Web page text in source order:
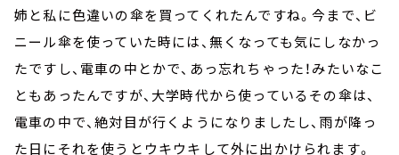
姉と私に色違いの傘を買ってくれたんですね。今まで、ビ
ニール傘を使っていた時には、無くなっても気にしなかっ
たですし、電車の中とかで、あっ忘れちゃった！みたいなこ
ともあったんですが、大学時代から使っているその傘は、
電車の中で、絶対目が行くようになりましたし、雨が降っ
た日にそれを使うとウキウキして外に出かけられます。